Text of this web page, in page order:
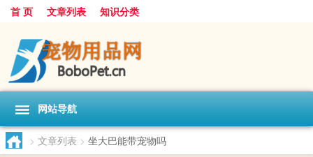
首 页 文章列表 知识分类
网站导航
> 文章列表 > 坐大巴能带宠物吗